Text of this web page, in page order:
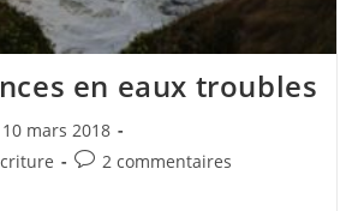
en eaux troubles
:
10 mars 2018
Commentaires
2 commentaires